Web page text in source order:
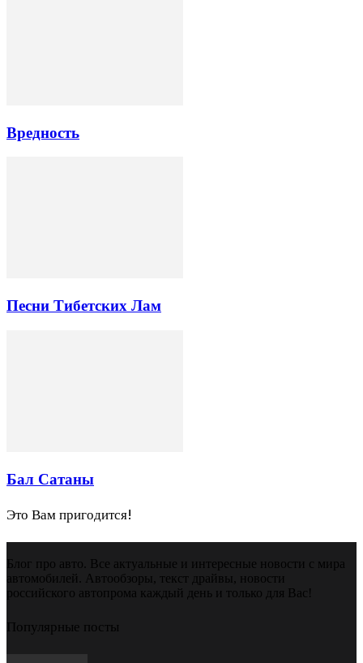
Вредность
Песни Тибетских Лам
Бал Сатаны
Это Вам пригодится!
Блог про авто. Все актуальные и интересные новости с мира
автомобилей. Автообзоры, текст драйвы, новости
российского автопрома каждый день и только для Вас!
Популярные посты